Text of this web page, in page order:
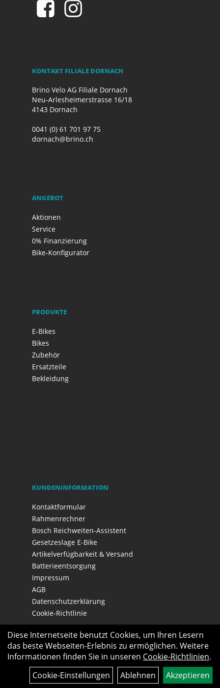
KONTAKT FILIALE DORNACH
Brino Velo AG Filiale Dornach
Neu-Arlesheimerstrasse 16/18
4143 Dornach
0041 (0) 61 701 97 75
dornach@brino.ch
ANGEBOT
Aktionen
Service
0% Finanzierung
Bike-Konfigurator
PRODUKTE
E-Bikes
Bikes
Zubehör
Ersatzteile
Bekleidung
KUNDENINFORMATION
Kontaktformular
Rahmenrechner
Bosch Reichweiten-Assistent
Gesetzeslage E-Bike
Artikelverfügbarkeit & Versand
Batterieentsorgung
Impressum
AGB
Datenschutzerklärung
Cookie-Richtlinie
Diese Internetseite benutzt Cookies, um Ihren Lesern
das beste Webseiten-Erlebnis zu ermöglichen. Weitere
Informationen finden Sie in unseren Cookie-Richtlinien.
Cookie-Einstellungen
Ablehnen Akzeptieren